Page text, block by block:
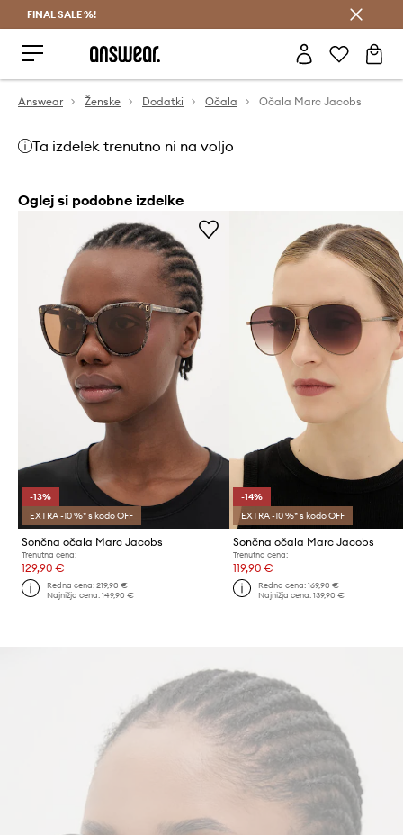
FINAL SALE %!
Answear Ženske Dodatki Očala Očala Marc Jacobs
Ta izdelek trenutno ni na voljo
Oglej si podobne izdelke
-13%
EXTRA -10 %* s kodo OFF
Sončna očala Marc Jacobs
Trenutna cena:
129,90 €
Redna cena:219,90 €
Najnižja cena:149,90 €
-14%
EXTRA -10 %* s kodo OFF
Sončna očala Marc Jacobs
Trenutna cena:
119,90 €
Redna cena: 169,90 €
Najnižja cena: 139,90 €